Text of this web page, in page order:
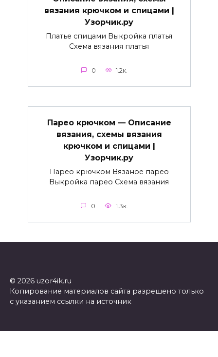
вязания крючком и спицами |
Узорчик.ру
Платье спицами Выкройка платья
Схема вязания платья
0 1.2к.
Парео крючком — Описание
вязания, схемы вязания
крючком и спицами |
Узорчик.ру
Парео крючком Вязаное парео
Выкройка парео Схема вязания
0 1.3к.
© 2026 uzor4ik.ru
Копирование материалов сайта разрешено только
с указанием ссылки на источник